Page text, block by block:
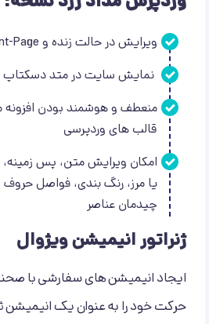
ویرایش در حالت زنده و Front-Page
نمایش سایت در متد دسکتاپ
منعطف و هوشمند بودن افزونه
قالب های وردپرسی
امکان ویرایش متن، پس زمینه،
یا مرز، رنگ بندی، فواصل
چیدمان عناصر
ژنراتور انیمیشن ویژوال
ایجاد انیمیشن های سفارشی با
حرکت خود را به عنوان یک